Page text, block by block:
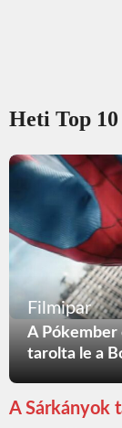
Heti Top 10
Filmipar
A Pókember
tarolta le a
A Sárkányok